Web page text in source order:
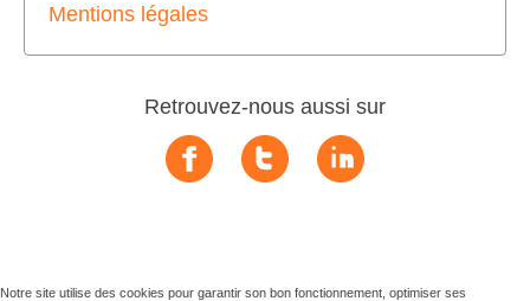
Mentions légales
Retrouvez-nous aussi sur
Notre site utilise des cookies pour garantir son bon fonctionnement, optimiser ses